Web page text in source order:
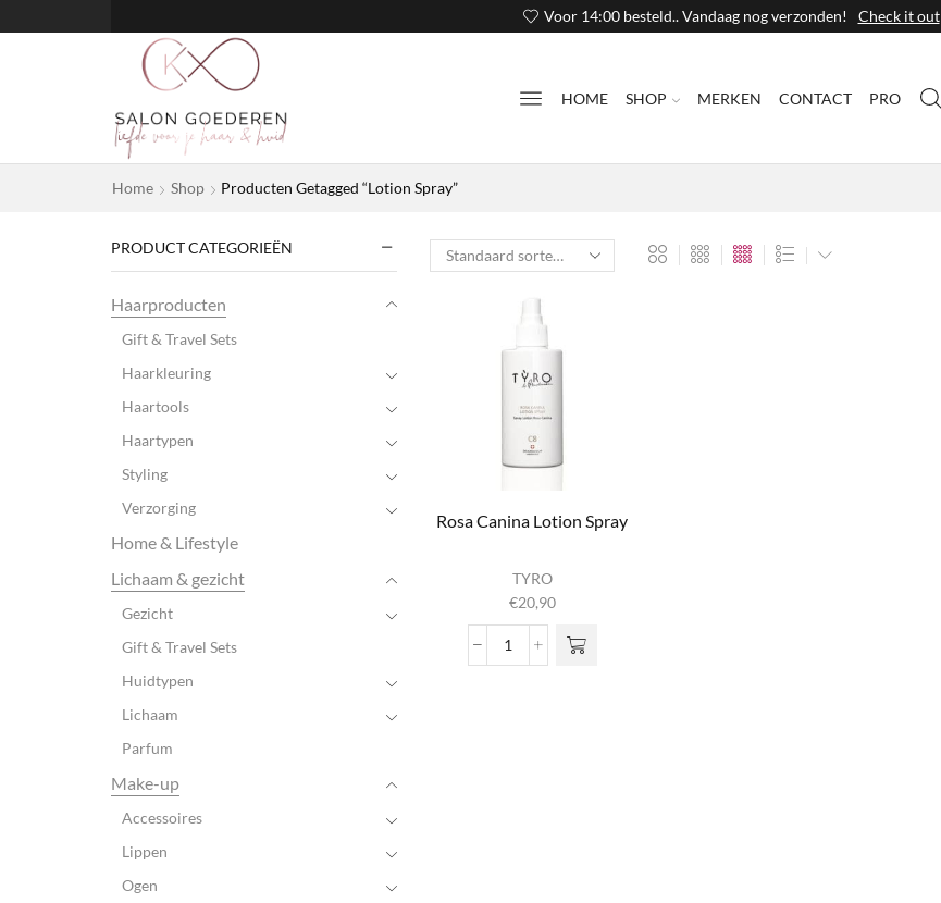
Voor 14:00 besteld.. Vandaag nog verzonden! Check it out
HOME SHOP MERKEN CONTACT PRO
Home Shop Producten Getagged “Lotion Spray”
Rosa Canina Lotion Spray
TYRO
€20,90
Rosa
PRODUCT CATEGORIEËN
Haarproducten
Gift & Travel Sets
Haarkleuring
Haartools
Haartypen
Styling
Verzorging
Home & Lifestyle
Lichaam & gezicht
Gezicht
Gift & Travel Sets
Huidtypen
Lichaam
Parfum
Make-up
Accessoires
Lippen
Ogen